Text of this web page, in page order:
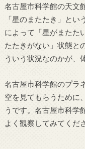
名古屋市科学館の天文
「星のまたたき」と
によって「星がまたた
たたきがない」状態と
ういう状況なのかが、
名古屋市科学館のプラ
空を見てもらうために
うです。名古屋市科学
よく観察してみてくだ